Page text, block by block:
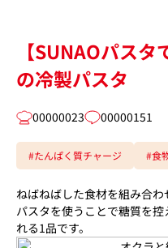
【SUNAOパス
の冷製パスタ
00000023 00000151
#たんぱく質チャージ #食
ねばねばした食材を組み合
パスタを使うことで糖質を
れる1品です。